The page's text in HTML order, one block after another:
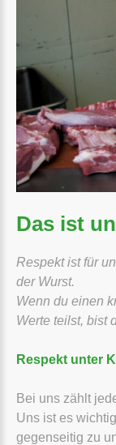
Das ist
Respekt ist für
der Wurst.
Wenn du einen
Werte teilst, bist
Respekt unter
Bei uns zählt
Uns ist es
gegenseitig zu